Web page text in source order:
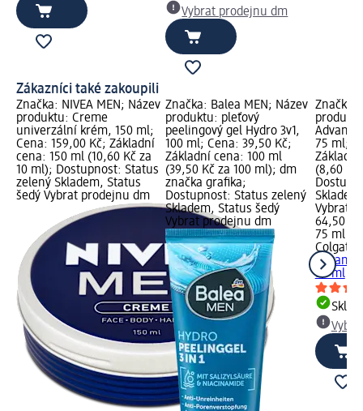
Vybrat prodejnu dm
Zákazníci také zakoupili
Značka: NIVEA MEN; Název
produktu: Creme
univerzální krém, 150 ml;
Cena: 159,00 Kč; Základní
cena: 150 ml (10,60 Kč za
10 ml); Dostupnost: Status
zelený Skladem, Status
šedý Vybrat prodejnu dm
Značka: Balea MEN; Název
produktu: pleťový
peelingový gel Hydro 3v1,
100 ml; Cena: 39,50 Kč;
Základní cena: 100 ml
(39,50 Kč za 100 ml); dm
značka grafika;
Dostupnost: Status zelený
Skladem, Status šedý
Vybrat prodejnu dm
Značka:
75 ml;
(8,60 Kč
Vybrat
64,50 Kč
75 ml
Colgate
75 ml